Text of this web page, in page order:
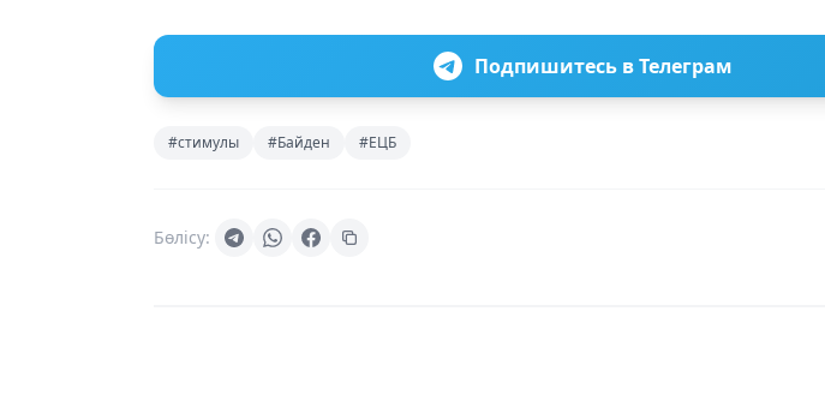
Подпишитесь в Телеграм
#стимулы #Байден #ЕЦБ
Бөлісу: